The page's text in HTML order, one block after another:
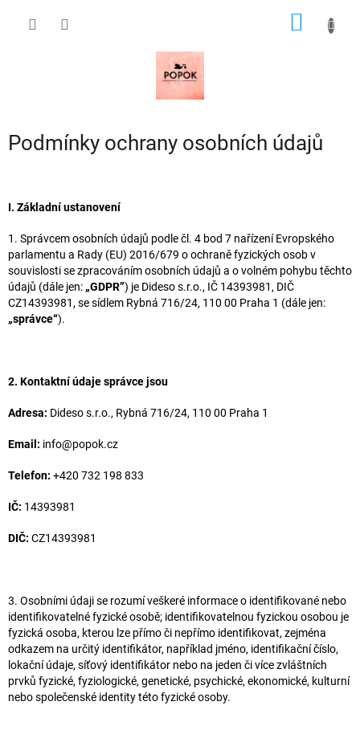
Podmínky ochrany osobních údajů
I. Základní ustanovení
1. Správcem osobních údajů podle čl. 4 bod 7 nařízení Evropského
parlamentu a Rady (EU) 2016/679 o ochraně fyzických osob v
souvislosti se zpracováním osobních údajů a o volném pohybu těchto
údajů (dále jen: „GDPR”) je Dideso s.r.o., IČ 14393981, DIČ
CZ14393981, se sídlem Rybná 716/24, 110 00 Praha 1 (dále jen:
„správce“).
2. Kontaktní údaje správce jsou
Adresa: Dideso s.r.o., Rybná 716/24, 110 00 Praha 1
Email: info@popok.cz
Telefon: +420 732 198 833
IČ: 14393981
DIČ: CZ14393981
3. Osobními údaji se rozumí veškeré informace o identifikované nebo
identifikovatelné fyzické osobě; identifikovatelnou fyzickou osobou je
fyzická osoba, kterou lze přímo či nepřímo identifikovat, zejména
odkazem na určitý identifikátor, například jméno, identifikační číslo,
lokační údaje, síťový identifikátor nebo na jeden či více zvláštních
prvků fyzické, fyziologické, genetické, psychické, ekonomické, kulturní
nebo společenské identity této fyzické osoby.